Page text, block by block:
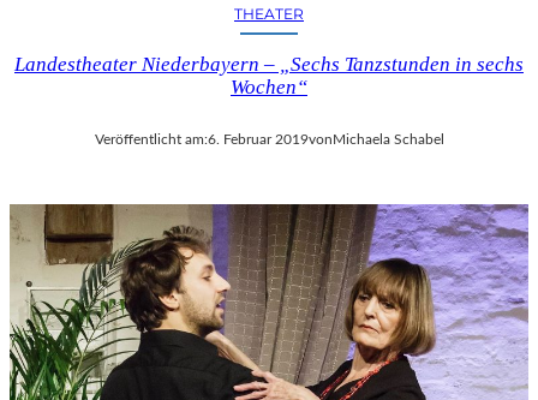
THEATER
Landestheater Niederbayern – „Sechs Tanzstunden in sechs
Wochen“
Veröffentlicht am:6. Februar 2019vonMichaela Schabel